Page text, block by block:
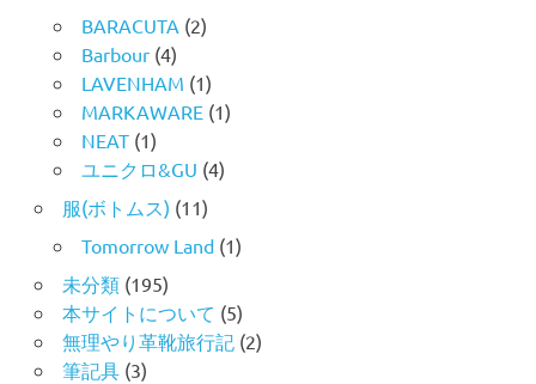
BARACUTA (2)
Barbour(4)
LAVENHAM (1)
MARKAWARE(1)
NEAT(1)
ユニクロ&GU (4)
服(ボトムス) (11)
Tomorrow Land(1)
未分類(195)
本サイトについて (5)
無理やり革靴旅行記 (2)
筆記具(3)